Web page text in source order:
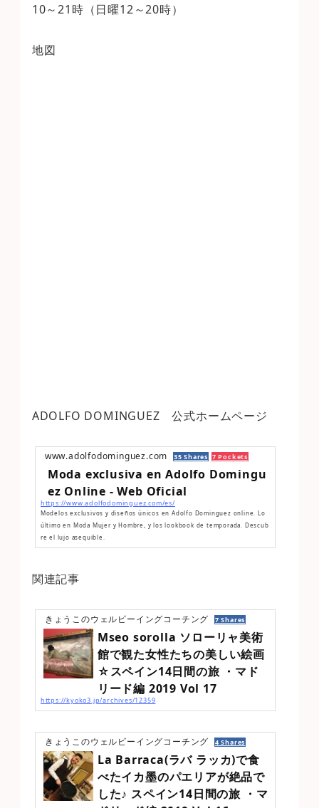
10～21時（日曜12～20時）
地図
ADOLFO DOMINGUEZ 公式ホームページ
www.adolfodominguez.com 35 Shares 7 Pockets
Moda exclusiva en Adolfo Domingu
ez Online - Web Oficial
https://www.adolfodominguez.com/es/
Modelos exclusivos y diseños únicos en Adolfo Dominguez online. Lo
último en Moda Mujer y Hombre, y los lookbook de temporada. Descub
re el lujo asequible.
関連記事
きょうこのウェルビーイングコーチング 7 Shares
Mseo sorolla ソローリャ美術
館で観た女性たちの美しい絵画
☆スペイン14日間の旅 ・マド
リード編 2019 Vol 17
https://kyoko3.jp/archives/12359
La Barraca(ラバ ラッカ)で食べたイカ墨のパエリアが絶品でした♪ スペイン14日
る、サラマンカ地区にソローリャ美術館があるので、やって来ました♪ソローリャ
美術館の入り口ここは、バレンシア出身で「光の画家」とよばれたホアキン・ソ
ローリャJoaquín Sorollaの作品を展示しているのです美しい庭園1912年に建設
された画家本人のアトリエ兼住居を利用し、美術館として公開されていて、アン
ダルシア風の中庭も癒されます♪美術館に入るとソローリャの自画像こちらは...
きょうこのウェルビーイングコーチング 4 Shares
La Barraca(ラバ ラッカ)で食
べたイカ墨のパエリアが絶品で
した♪ スペイン14日間の旅 ・マ